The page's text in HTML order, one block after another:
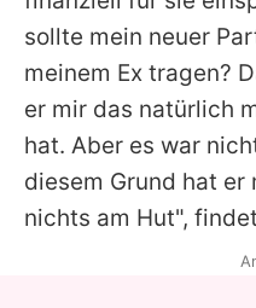
sollte mein neuer
meinem Ex tragen?
er mir das natürlich
hat. Aber es war
diesem Grund hat er
nichts am Hut",